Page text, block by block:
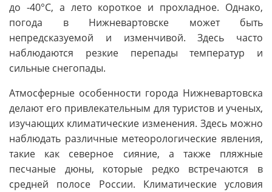
до -40°C, а лето короткое и прохладное. Однако,
погода в Нижневартовске может быть
непредсказуемой и изменчивой. Здесь часто
наблюдаются резкие перепады температур и
сильные снегопады.
Атмосферные особенности города Нижневартовска
делают его привлекательным для туристов и ученых,
изучающих климатические изменения. Здесь можно
наблюдать различные метеорологические явления,
такие как северное сияние, а также пляжные
песчаные дюны, которые редко встречаются в
средней полосе России. Климатические условия